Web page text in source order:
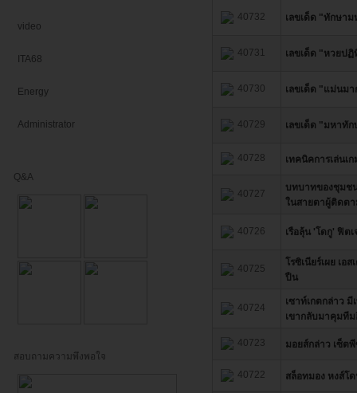
video
ITA68
Energy
Administrator
Q&A
สอบถามความพึงพอใจ
40732 เลขเด็ด "ทักษา
40731 เลขเด็ด "หวยป
40730 เลขเด็ด "แม่นม
40729 เลขเด็ด "มหาทั
40728 เทคนิคการเล่นเ
40727
บทบาทของชุมช
ในสายตาผู้ติดต
40726 เรือลุ้น 'โดกู' ฟิต
40725
โรซิเนียร์เผย เอ
ปืน
40724
เซาท์เกตกล่าว
เขากลับมาคุมทีม
40723 มอยส์กล่าว เซ็ต
40722 สล็อทมอง หงส์โ